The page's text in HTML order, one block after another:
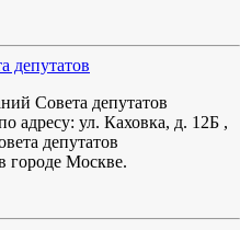
депутатов
Совета депутатов
адресу: ул. Каховка, д. 12Б ,
депутатов
городе Москве.